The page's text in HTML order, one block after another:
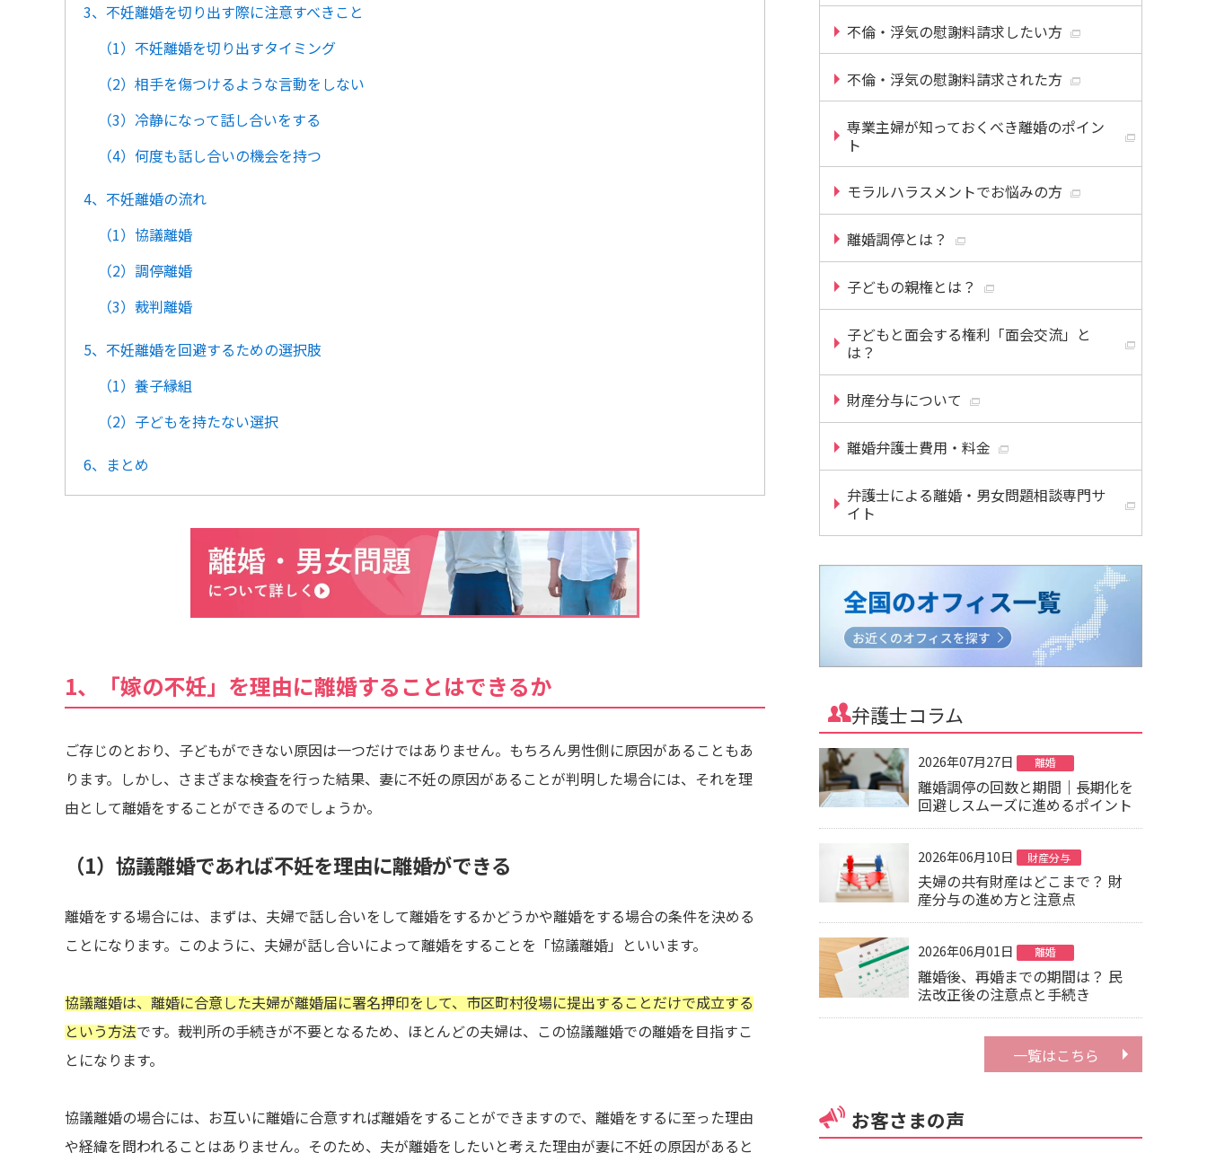
3、不妊離婚を切り出す際に注意すべきこと
（1）不妊離婚を切り出すタイミング
（2）相手を傷つけるような言動をしない
（3）冷静になって話し合いをする
（4）何度も話し合いの機会を持つ
4、不妊離婚の流れ
（1）協議離婚
（2）調停離婚
（3）裁判離婚
5、不妊離婚を回避するための選択肢
（1）養子縁組
（2）子どもを持たない選択
6、まとめ
1、「嫁の不妊」を理由に離婚することはできるか
ご存じのとおり、子どもができない原因は一つだけではありません。もちろん男性側に原因があることもあ
ります。しかし、さまざまな検査を行った結果、妻に不妊の原因があることが判明した場合には、それを理
由として離婚をすることができるのでしょうか。
（1）協議離婚であれば不妊を理由に離婚ができる
離婚をする場合には、まずは、夫婦で話し合いをして離婚をするかどうかや離婚をする場合の条件を決める
ことになります。このように、夫婦が話し合いによって離婚をすることを「協議離婚」といいます。
協議離婚は、離婚に合意した夫婦が離婚届に署名押印をして、市区町村役場に提出することだけで成立する
という方法です。裁判所の手続きが不要となるため、ほとんどの夫婦は、この協議離婚での離婚を目指すこ
とになります。
協議離婚の場合には、お互いに離婚に合意すれば離婚をすることができますので、離婚をするに至った理由
や経緯を問われることはありません。そのため、夫が離婚をしたいと考えた理由が妻に不妊の原因があると
不倫・浮気の慰謝料請求したい方
不倫・浮気の慰謝料請求された方
専業主婦が知っておくべき離婚のポイン
ト
モラルハラスメントでお悩みの方
離婚調停とは？
子どもの親権とは？
子どもと面会する権利「面会交流」と
は？
財産分与について
離婚弁護士費用・料金
弁護士による離婚・男女問題相談専門サ
イト
弁護士コラム
2026年07月27日 離婚
離婚調停の回数と期間｜長期化を
回避しスムーズに進めるポイント
2026年06月10日 財産分与
夫婦の共有財産はどこまで？ 財
産分与の進め方と注意点
2026年06月01日 離婚
離婚後、再婚までの期間は？ 民
法改正後の注意点と手続き
一覧はこちら
お客さまの声